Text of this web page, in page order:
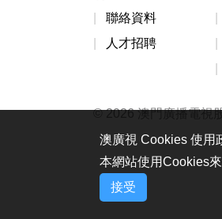
聯絡資料
人才招聘
© 2026 澳門廣播電視
澳廣視 Cookies 使用
本網站使用Cookies
接受